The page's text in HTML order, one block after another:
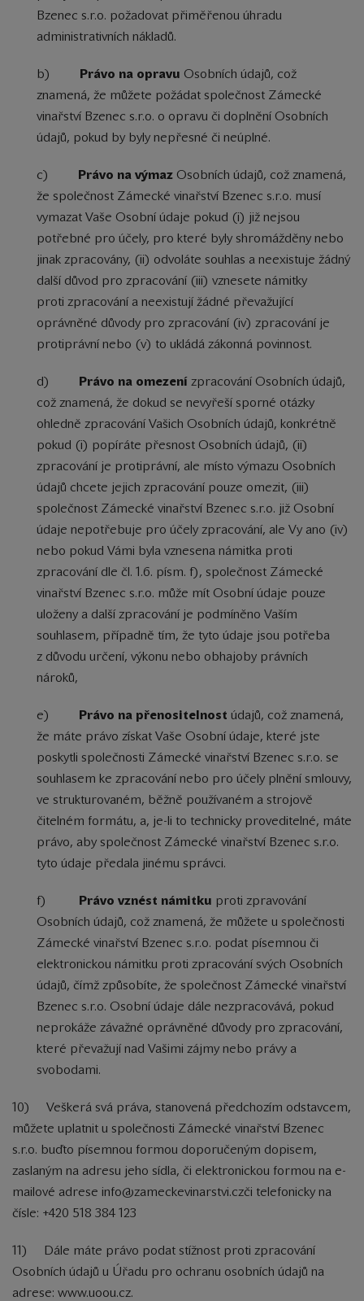
Bzenec s.r.o. požadovat přiměřenou úhradu
administrativních nákladů.
b) Právo na opravu Osobních údajů, což
znamená, že můžete požádat společnost Zámecké
vinařství Bzenec s.r.o. o opravu či doplnění Osobních
údajů, pokud by byly nepřesné či neúplné.
c) Právo na výmaz Osobních údajů, což znamená,
že společnost Zámecké vinařství Bzenec s.r.o. musí
vymazat Vaše Osobní údaje pokud (i) již nejsou
potřebné pro účely, pro které byly shromážděny nebo
jinak zpracovány, (ii) odvoláte souhlas a neexistuje žádný
další důvod pro zpracování (iii) vznesete námitky
proti zpracování a neexistují žádné převažující
oprávněné důvody pro zpracování (iv) zpracování je
protiprávní nebo (v) to ukládá zákonná povinnost.
d) Právo na omezení zpracování Osobních údajů,
což znamená, že dokud se nevyřeší sporné otázky
ohledně zpracování Vašich Osobních údajů, konkrétně
pokud (i) popíráte přesnost Osobních údajů, (ii)
zpracování je protiprávní, ale místo výmazu Osobních
údajů chcete jejich zpracování pouze omezit, (iii)
společnost Zámecké vinařství Bzenec s.r.o. již Osobní
údaje nepotřebuje pro účely zpracování, ale Vy ano (iv)
nebo pokud Vámi byla vznesena námitka proti
zpracování dle čl. 1.6. písm. f), společnost Zámecké
vinařství Bzenec s.r.o. může mít Osobní údaje pouze
uloženy a další zpracování je podmíněno Vaším
souhlasem, případně tím, že tyto údaje jsou potřeba
z důvodu určení, výkonu nebo obhajoby právních
nároků,
e) Právo na přenositelnost údajů, což znamená,
že máte právo získat Vaše Osobní údaje, které jste
poskytli společnosti Zámecké vinařství Bzenec s.r.o. se
souhlasem ke zpracování nebo pro účely plnění smlouvy,
ve strukturovaném, běžně používaném a strojově
čitelném formátu, a, je-li to technicky proveditelné, máte
právo, aby společnost Zámecké vinařství Bzenec s.r.o.
tyto údaje předala jinému správci.
f) Právo vznést námitku proti zpravování
Osobních údajů, což znamená, že můžete u společnosti
Zámecké vinařství Bzenec s.r.o. podat písemnou či
elektronickou námitku proti zpracování svých Osobních
údajů, čímž způsobíte, že společnost Zámecké vinařství
Bzenec s.r.o. Osobní údaje dále nezpracovává, pokud
neprokáže závažné oprávněné důvody pro zpracování,
které převažují nad Vašimi zájmy nebo právy a
svobodami.
10) Veškerá svá práva, stanovená předchozím odstavcem,
můžete uplatnit u společnosti Zámecké vinařství Bzenec
s.r.o. buďto písemnou formou doporučeným dopisem,
zaslaným na adresu jeho sídla, či elektronickou formou na e-
mailové adrese info@zameckevinarstvi.czči telefonicky na
čísle: +420 518 384 123
11) Dále máte právo podat stížnost proti zpracování
Osobních údajů u Úřadu pro ochranu osobních údajů na
adrese: www.uoou.cz.